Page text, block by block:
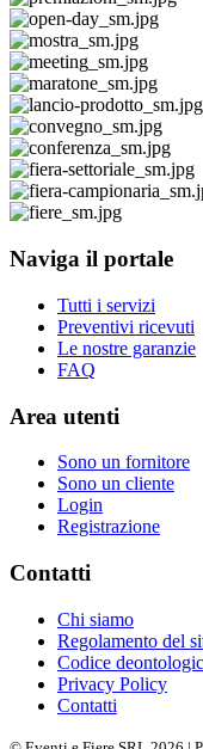
Naviga il portale
Tutti i servizi
Preventivi ricevuti
Le nostre garanzie
FAQ
Area utenti
Sono un fornitore
Sono un cliente
Login
Registrazione
Contatti
Chi siamo
Regolamento del
Codice
Privacy Policy
Contatti